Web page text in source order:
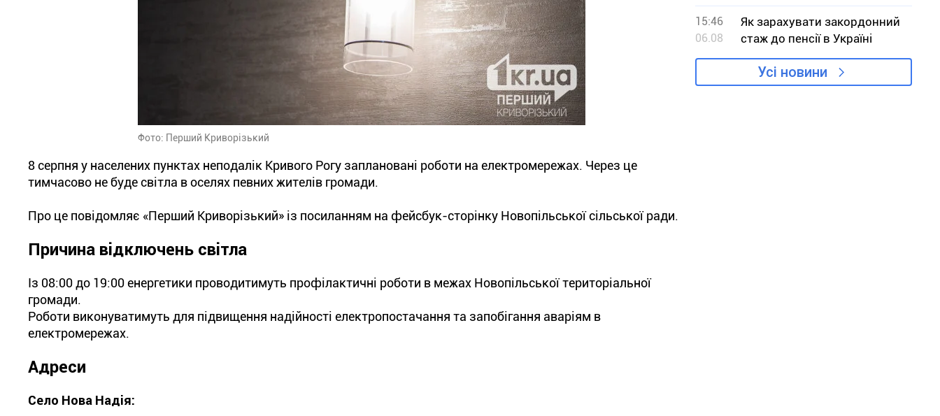
Фото: Перший Криворізький
8 серпня у населених пунктах неподалік Кривого Рогу заплановані роботи на електромережах. Через це
тимчасово не буде світла в оселях певних жителів громади.
Про це повідомляє «Перший Криворізький» із посиланням на фейсбук-сторінку Новопільської сільської ради.
Причина відключень світла
Із 08:00 до 19:00 енергетики проводитимуть профілактичні роботи в межах Новопільської територіальної
громади.
Роботи виконуватимуть для підвищення надійності електропостачання та запобігання аваріям в
електромережах.
Адреси
Село Нова Надія:
15:46
06.08
Як зарахувати закордонний
стаж до пенсії в Україні
Усі новини